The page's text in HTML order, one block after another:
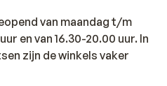
van maandag t/m
en van 16.30-20.00 uur. In
zijn de winkels vaker